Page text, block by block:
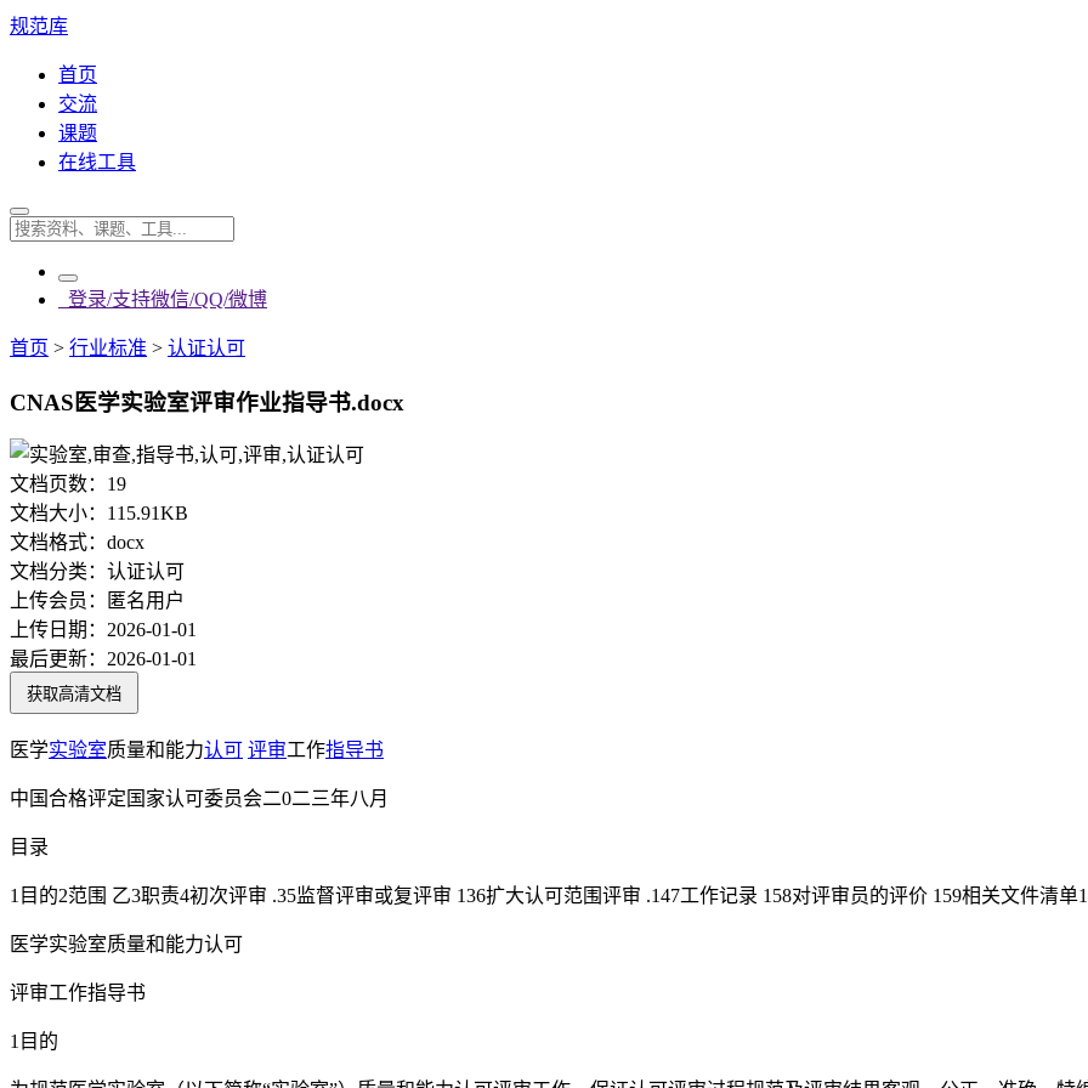
规范库
首页
交流
课题
在线工具
登录/支持微信/QQ/微博
首页 > 行业标准 > 认证认可
CNAS医学实验室评审作业指导书.docx
文档页数： 19
文档大小： 115.91KB
文档格式： docx
文档分类： 认证认可
上传会员：
匿名用户
上传日期： 2026-01-01
最后更新： 2026-01-01
获取高清文档
医学实验室质量和能力认可 评审工作指导书
中国合格评定国家认可委员会二0二三年八月
目录
1目的2范围 乙3职责4初次评审 .35监督评审或复评审 136扩大认可范围评审 .147工作记录 158对评审员的评价 159相关文件清单
医学实验室质量和能力认可
评审工作指导书
1目的